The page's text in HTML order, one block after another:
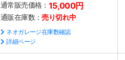
通常販売価格： 15,000円
通販在庫数：売り切れ中
ネオガレージ在庫数確認
詳細ページ